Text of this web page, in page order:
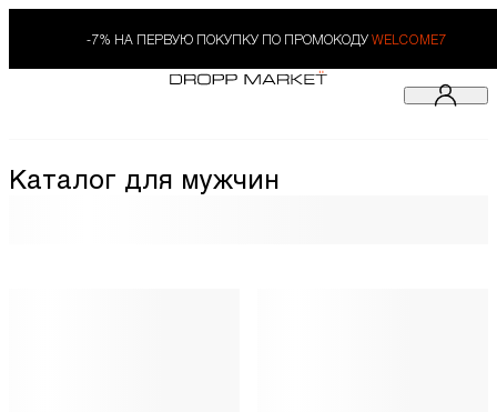
-7% НА ПЕРВУЮ ПОКУПКУ ПО ПРОМОКОДУ WELCOME7
Каталог для мужчин